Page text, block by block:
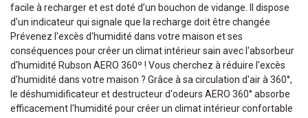
facile à recharger et est doté d’un bouchon de vidange. Il dispose
d'un indicateur qui signale que la recharge doit être changée
Prévenez l'excès d'humidité dans votre maison et ses
conséquences pour créer un climat intérieur sain avec l'absorbeur
d'humidité Rubson AERO 360º ! Vous cherchez à réduire l'excès
d'humidité dans votre maison ? Grâce à sa circulation d'air à 360°,
le déshumidificateur et destructeur d'odeurs AERO 360° absorbe
efficacement l'humidité pour créer un climat intérieur confortable